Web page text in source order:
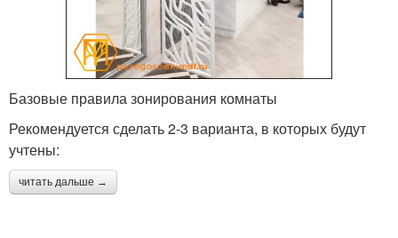
Базовые правила зонирования комнаты
Рекомендуется сделать 2-3 варианта, в которых будут
учтены:
читать дальше →